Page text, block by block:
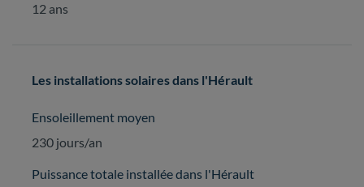
12 ans
Les installations solaires dans l'Hérault
Ensoleillement moyen
230 jours/an
Puissance totale installée dans l'Hérault